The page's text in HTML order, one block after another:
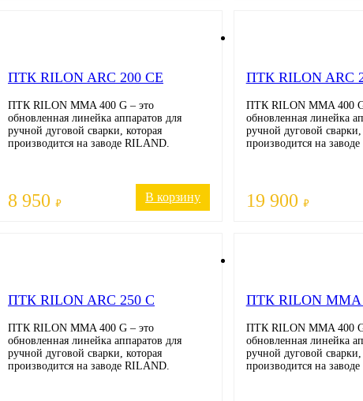
ПТК RILON ARC 200 CE
8 950 ₽
ПТК RILON MMA 400 G – это
обновленная линейка аппаратов для
ручной дуговой сварки, которая
производится на заводе RILAND.
В корзину
ПТК RILON ARC
19 900 ₽
ПТК RILON MMA 400
обновленная линейка
ручной дуговой сварки,
производится на
ПТК RILON ARC 250 C
ПТК RILON MMA 400 G – это
обновленная линейка аппаратов для
ручной дуговой сварки, которая
производится на заводе RILAND.
ПТК RILON MMA
ПТК RILON MMA 400
обновленная линейка
ручной дуговой сварки,
производится на